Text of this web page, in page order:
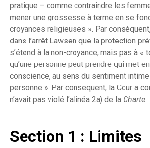
pratique – comme contraindre les
mener une grossesse à terme en se
croyances religieuses ». Par
dans l’arrêt Lawsen que la protection
s’étend à la non-croyance, mais pas à «
qu’une personne peut prendre qui met
conscience, au sens du sentiment intime
personne ». Par conséquent, la Cour a
n’avait pas violé l’alinéa 2a) de la Charte
Section 1 : Limites